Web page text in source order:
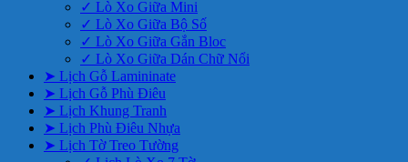
✓ Lò Xo Giữa Mini
✓ Lò Xo Giữa Bộ Số
✓ Lò Xo Giữa Gắn Bloc
✓ Lò Xo Giữa Dán Chữ Nổi
➤ Lịch Gỗ Lamininate
➤ Lịch Gỗ Phù Điêu
➤ Lịch Khung Tranh
➤ Lịch Phù Điêu Nhựa
➤ Lịch Tờ Treo Tường